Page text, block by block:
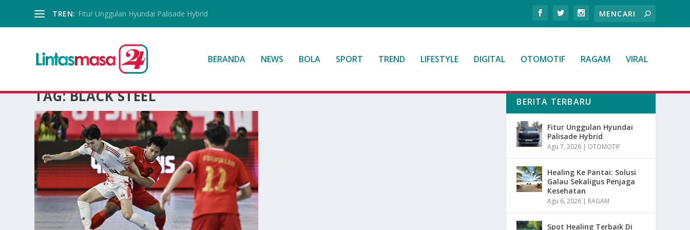
TREN: Fitur Unggulan Hyundai Palisade Hybrid
BERANDA NEWS BOLA SPORT TREND LIFESTYLE DIGITAL OTOMOTIF RAGAM VIRAL
TAG:BLACK STEEL BERITA TERBARU
Fitur Unggulan Hyundai
Palisade Hybrid
Agu 7, 2026 | OTOMOTIF
Healing Ke Pantai: Solusi
Galau Sekaligus Penjaga
Kesehatan
Agu 6, 2026 | RAGAM
Spot Healing Terbaik Di